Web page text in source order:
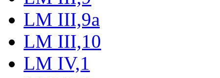
LM III,9a
LM III,10
LM IV,1